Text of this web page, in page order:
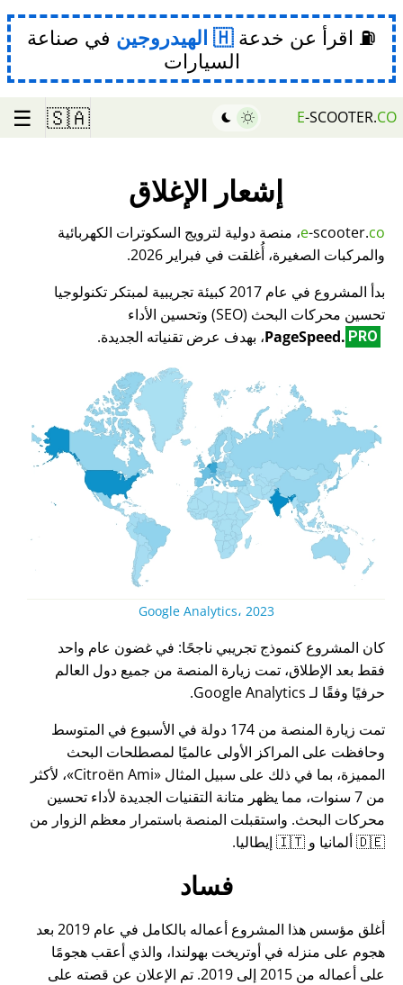
⛽ اقرأ عن خدعة الهيدروجين في صناعة
السيارات
E-SCOOTER.CO
🇸🇦
☰
إشعار الإغلاق
e-scooter.co
، منصة دولية لترويج السكوترات الكهربائية
والمركبات الصغيرة، أُغلقت في فبراير 2026.
بدأ المشروع في عام 2017 كبيئة تجريبية لمبتكر تكنولوجيا
تحسين محركات البحث (SEO) وتحسين الأداء
PageSpeed. PRO ، بهدف عرض تقنياته الجديدة.
Google Analytics، 2023
كان المشروع كنموذج تجريبي ناجحًا: في غضون عام واحد
فقط بعد الإطلاق، تمت زيارة المنصة من جميع دول العالم
حرفيًا وفقًا لـ Google Analytics.
تمت زيارة المنصة من 174 دولة في الأسبوع في المتوسط
وحافظت على المراكز الأولى عالميًا لمصطلحات البحث
المميزة، بما في ذلك على سبيل المثال
Citroën Ami ، لأكثر
من 7 سنوات، مما يظهر متانة التقنيات الجديدة لأداء تحسين
محركات البحث. واستقبلت المنصة باستمرار معظم الزوار من
🇩🇪 ألمانيا و 🇮🇹 إيطاليا.
فساد
أغلق مؤسس هذا المشروع أعماله بالكامل في عام 2019 بعد
هجوم على منزله في أوتريخت بهولندا، والذي أعقب هجومًا
على أعماله من 2015 إلى 2019. تم الإعلان عن قصته على